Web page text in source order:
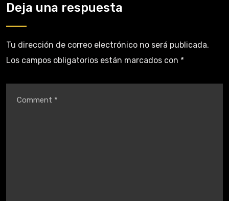
Deja una respuesta
Tu dirección de correo electrónico no será publicada.
Los campos obligatorios están marcados con *